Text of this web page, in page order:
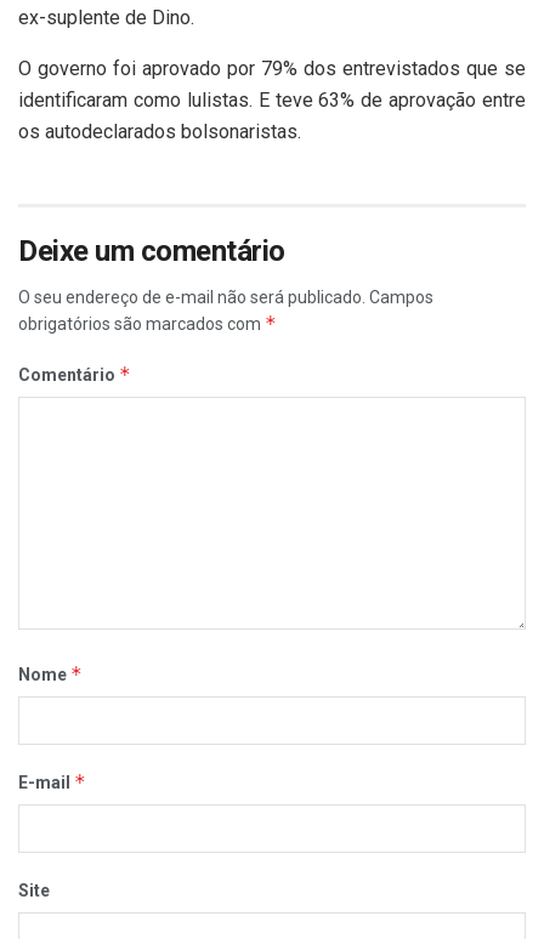
ex-suplente de Dino.
O governo foi aprovado por 79% dos entrevistados que se
identificaram como lulistas. E teve 63% de aprovação entre
os autodeclarados bolsonaristas.
Deixe um comentário
O seu endereço de e-mail não será publicado. Campos
obrigatórios são marcados com *
Comentário *
Nome *
E-mail *
Site